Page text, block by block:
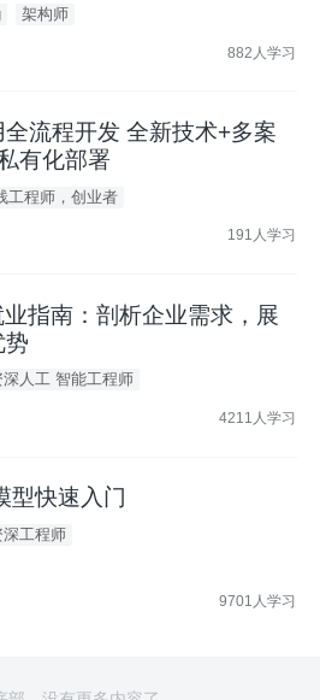
架构师
882人学习
流程开发 全新技术+多案
有化部署
工程师，创业者
191人学习
指南：剖析企业需求，展
势
深人工 智能工程师
4211人学习
型快速入门
深工程师
9701人学习